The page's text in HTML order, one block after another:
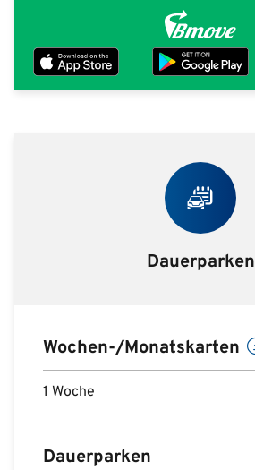
Dauerparken
Wochen-/Monatskarten
1 Woche
Dauerparken